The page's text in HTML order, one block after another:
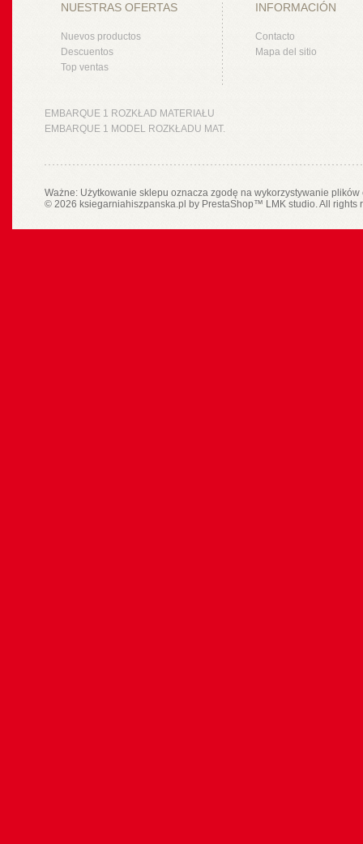
NUESTRAS OFERTAS
Nuevos productos
Descuentos
Top ventas
INFORMACIÓN
Contacto
Mapa del sitio
EMBARQUE 1 ROZKŁAD MATERIAŁU
EMBARQUE 1 MODEL ROZKŁADU MAT.
Ważne: Użytkowanie sklepu oznacza zgodę na wykorzystywanie
© 2026 ksiegarniahiszpanska.pl by PrestaShop™ LMK studio. All rights